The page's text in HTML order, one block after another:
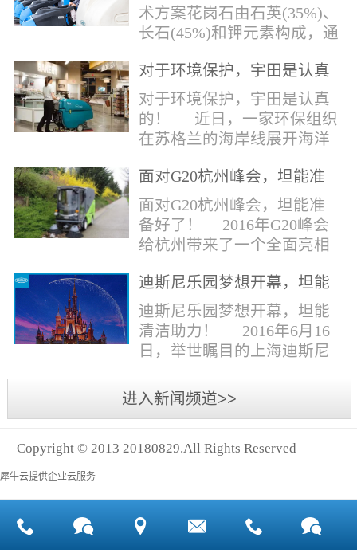
术方案花岗石由石英(35%)、
长石(45%)和钾元素构成，通
含有极少量的方解石，表面
能看出具有矿物颗粒的结晶
体，硬度比大理石硬，硬度
在6.5左右。维护比大理石容
染，花岗石的种类根据石英,
同。清洁公司花岗石晶面处
理技术方案有如下要点：
一、清洁设备、工具石材翻
新机、石材晶面处理机、吸
水吸尘器、吹风机、花岗
石...
对于环境保护，宇田是认真
的！
对于环境保护，宇田是认真
的！ 近日，一家环保组织
在苏格兰的海岸线展开海洋
洋塑料垃圾对英国海洋生物
所带来的影响。他们发现至
少有30个海滩存在塑料污染
的情况。 该组织发动当地
动中，希望以此提高公众对
理想中，大海...
面对G20杭州峰会，坦能准
备好了！
面对G20杭州峰会，坦能准
备好了！ 2016年G20峰会
给杭州带来了一个全面亮相
球国际组织和世界人民检阅
的一次大考。多国元首齐聚
杭州，在欣赏美丽西湖景色
的同事，第一印象就是杭州
览城是本次峰会举办的核心
区域，主要囊括了奥体中
心、国际博览中心、超高层
双塔酒店和地铁上盖物业，
迪斯尼乐园梦想开幕，坦能
清洁助力！
迪斯尼乐园梦想开幕，坦能
清洁助力！ 2016年6月16
日，举世瞩目的上海迪斯尼
奇想花园、探险岛、宝藏
湾、明日世界和梦幻世界，
开神秘面纱。根据迪斯尼官
球接待人数最多的迪斯尼乐
园！ 位于浦东新区川...
进入新闻频道>>
Copyright © 2013 20180829.All Rights Reserved
犀牛云提供企业云服务